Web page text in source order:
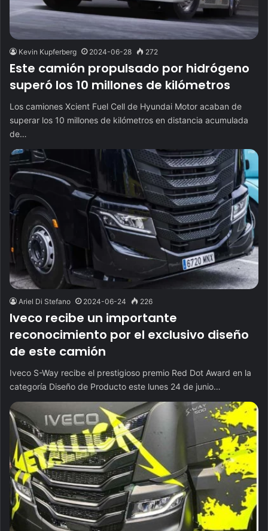
Kevin Kupferberg 2024-06-28 272
Este camión propulsado por hidrógeno
superó los 10 millones de kilómetros
Los camiones Xcient Fuel Cell de Hyundai Motor acaban de
superar los 10 millones de kilómetros en distancia acumulada
de…
Ariel Di Stefano 2024-06-24 226
Iveco recibe un importante
reconocimiento por el exclusivo diseño
de este camión
Iveco S-Way recibe el prestigioso premio Red Dot Award en la
categoría Diseño de Producto este lunes 24 de junio…